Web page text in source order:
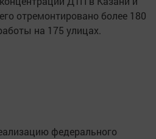
отремонтировано более 180
на 175 улицах.
федерального